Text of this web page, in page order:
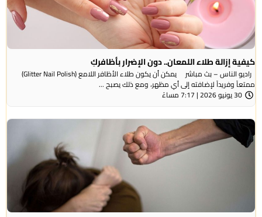
كيفية إزالة طلاء اللمعان.. دون الإضرار بأظافركِ
راديو الناس – بث مباشر يمكن أن يكون طلاء الأظافر اللامع (Glitter Nail Polish)
ممتعاً وفريداً لإضافته إلى أي مظهر، ومع ذلك يصبح ...
30 يونيو 2026 | 7:17 مساءً